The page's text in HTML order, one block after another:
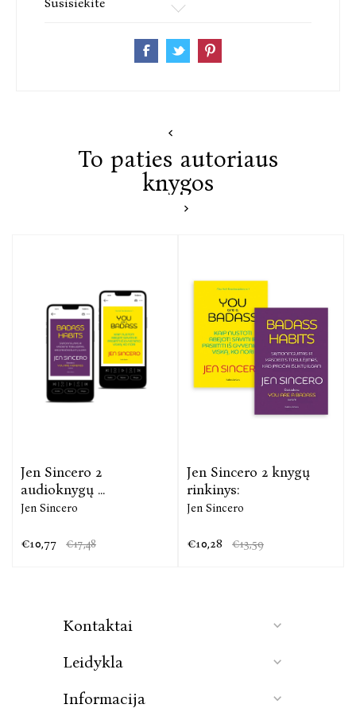
Susisiekite
To paties autoriaus
knygos
Jen Sincero 2
audioknygų ...
Jen Sincero
€10,77 €17,48
Jen Sincero 2 knygų
rinkinys:
Jen Sincero
€10,28 €13,59
Kontaktai
Leidykla
Informacija